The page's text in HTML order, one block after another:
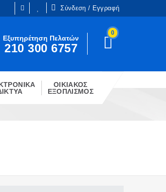
Σύνδεση / Εγγραφή
ήδη πελάτης
Εξυπηρέτηση Πελατών
210 300 6757
0
ΟΙΚΙΑΚΟΣ
ΕΞΟΠΛΙΣΜΟΣ